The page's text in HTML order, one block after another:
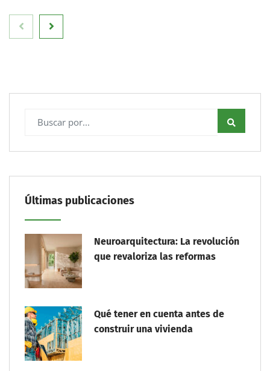
Últimas publicaciones
Neuroarquitectura: La revolución
que revaloriza las reformas
Qué tener en cuenta antes de
construir una vivienda